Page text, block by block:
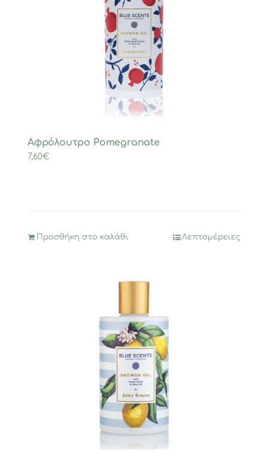
Αφρόλουτρο Ρomegranate
7,60€
Προσθήκη στο καλάθι Λεπτομέρειες